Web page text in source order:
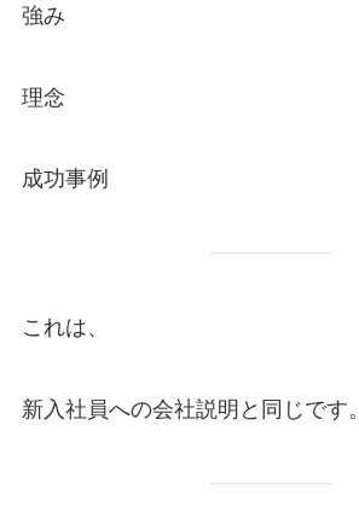
強み
理念
成功事例
これは、
新入社員への会社説明と同じです。